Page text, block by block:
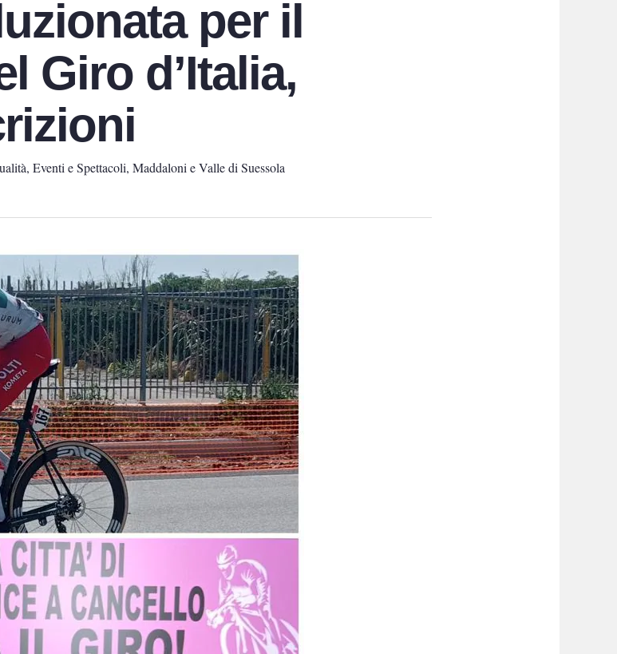
per il
Giro d’Italia,
, Eventi e Spettacoli, Maddaloni e Valle di Suessola